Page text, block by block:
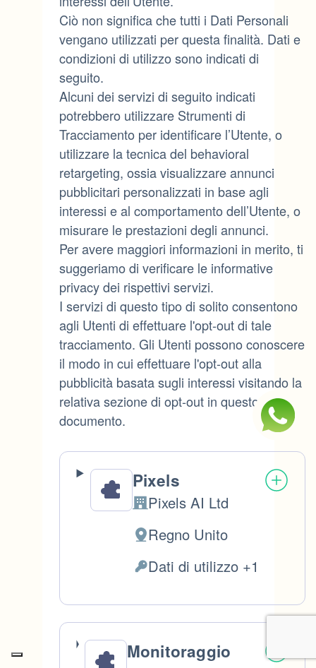
Ciò non significa che tutti i Dati Personali
vengano utilizzati per questa finalità. Dati e
condizioni di utilizzo sono indicati di
seguito.
Alcuni dei servizi di seguito indicati
potrebbero utilizzare Strumenti di
Tracciamento per identificare l’Utente, o
utilizzare la tecnica del behavioral
retargeting, ossia visualizzare annunci
pubblicitari personalizzati in base agli
interessi e al comportamento dell’Utente, o
misurare le prestazioni degli annunci.
Per avere maggiori informazioni in merito, ti
suggeriamo di verificare le informative
privacy dei rispettivi servizi.
I servizi di questo tipo di solito consentono
agli Utenti di effettuare l'opt-out di tale
tracciamento. Gli Utenti possono conoscere
il modo in cui effettuare l'opt-out alla
pubblicità basata sugli interessi visitando la
relativa sezione di opt-out in questo
documento.
Pixels
Azienda:
Pixels AI Ltd
Luogo
del
Regno Unito
Dati
trattati:
Dati di utilizzo +1
Monitoraggio